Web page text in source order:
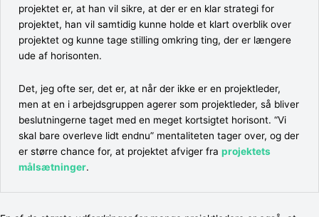
projektet er, at han vil sikre, at der er en klar strategi for
projektet, han vil samtidig kunne holde et klart overblik over
projektet og kunne tage stilling omkring ting, der er længere
ude af horisonten.
Det, jeg ofte ser, det er, at når der ikke er en projektleder,
men at en i arbejdsgruppen agerer som projektleder, så bliver
beslutningerne taget med en meget kortsigtet horisont. “Vi
skal bare overleve lidt endnu” mentaliteten tager over, og der
er større chance for, at projektet afviger fra projektets
målsætninger.